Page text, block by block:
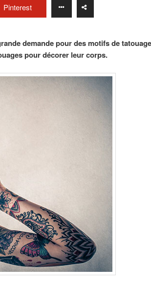
Pinterest
demande pour des motifs de
pour décorer leur corps.